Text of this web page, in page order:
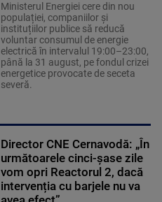
Ministerul Energiei cere din nou
populației, companiilor și
instituțiilor publice să reducă
voluntar consumul de energie
electrică în intervalul 19:00–23:00,
până la 31 august, pe fondul crizei
energetice provocate de seceta
severă.
Director CNE Cernavodă: „În
următoarele cinci-șase zile
vom opri Reactorul 2, dacă
intervenția cu barjele nu va